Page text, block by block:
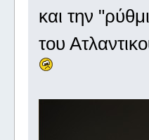
και την
του